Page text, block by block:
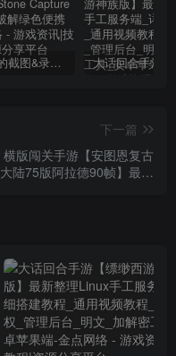
小巧强大的截图&录屏软件 | FastStone Capture v11.2 中文破解绿色便携版
下一篇
横版闯关手游【安图恩复古
大陆75版阿拉德90帧】最新